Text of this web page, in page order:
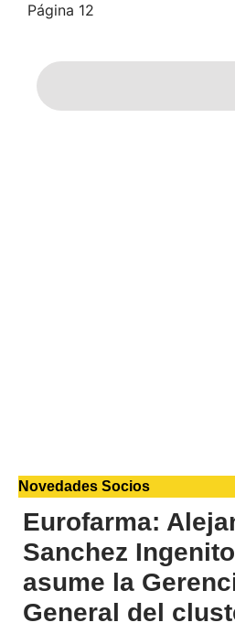
Página 12
Novedades Socios
Eurofarma:
Sanchez Ingenito
asume la
General del